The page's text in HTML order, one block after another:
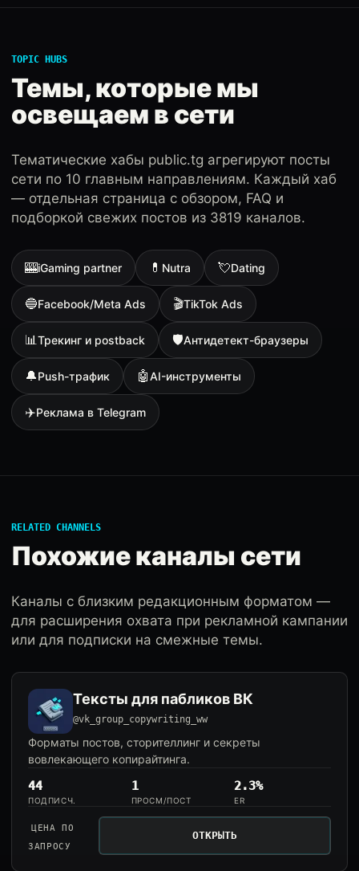
TOPIC HUBS
Темы, которые мы
освещаем в сети
Тематические хабы public.tg агрегируют посты
сети по 10 главным направлениям. Каждый хаб
— отдельная страница с обзором, FAQ и
подборкой свежих постов из 3819 каналов.
🎰iGaming partner 💊 Nutra 💘Dating
🔵Facebook/Meta Ads 🎬TikTok Ads
📊Трекинг и postback 🛡Антидетект-браузеры
🔔Push-трафик 🤖AI-инструменты
✈️Реклама в Telegram
RELATED CHANNELS
Похожие каналы сети
Каналы с близким редакционным форматом —
для расширения охвата при рекламной кампании
или для подписки на смежные темы.
Тексты для пабликов ВК
@vk_group_copywriting_ww
Форматы постов, сторителлинг и секреты
вовлекающего копирайтинга.
44
ПОДПИСЧ.
1
ПРОСМ/ПОСТ
2.3%
ER
ЦЕНА ПО
ЗАПРОСУ
ОТКРЫТЬ